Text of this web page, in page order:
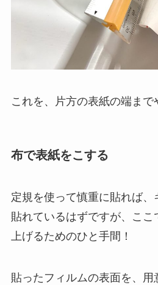
これを、片方の表紙の端まで
布で表紙をこする
定規を使って慎重に貼れば、
貼れているはずですが、こ
上げるためのひと手間！
貼ったフィルムの表面を、